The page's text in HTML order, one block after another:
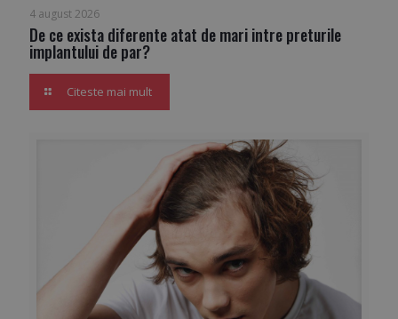
4 august 2026
De ce exista diferente atat de mari intre preturile
implantului de par?
Citeste mai mult